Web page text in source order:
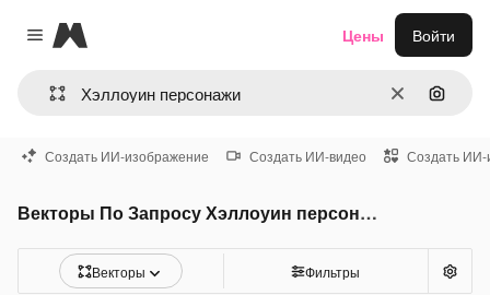
Close menu
Magnific
ОчиститьПоиск
Цены Войти
Создать ИИ-изображение Создать ИИ-видео Создать ИИ-
Векторы По Запросу Хэллоуин персонажи
Векторы Фильтры